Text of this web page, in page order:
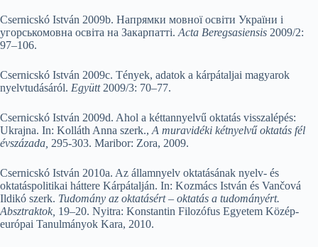
Csernicskó István 2009b. Напрямки мовної освіти України і
угорськомовна освіта на Закарпатті. Acta Beregsasiensis 2009/2:
97–106.
Csernicskó István 2009c. Tények, adatok a kárpátaljai magyarok
nyelvtudásáról. Együtt2009/3: 70–77.
Csernicskó István 2009d. Ahol a kéttannyelvű oktatás visszalépés:
Ukrajna. In: Kolláth Anna szerk., A muravidéki kétnyelvű oktatás fél
évszázada, 295-303. Maribor: Zora, 2009.
Csernicskó István 2010a. Az államnyelv oktatásának nyelv- és
oktatáspolitikai háttere Kárpátalján. In: Kozmács István és Vančová
Ildikó szerk. Tudomány az oktatásért – oktatás a tudományért.
Absztraktok, 19–20. Nyitra: Konstantin Filozófus Egyetem Közép-
európai Tanulmányok Kara, 2010.